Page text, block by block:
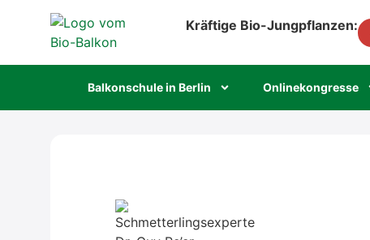
Kräftige Bio-Jungpflanzen:
Bal­kon­schu­le in Ber­lin Online­kon­gres­se